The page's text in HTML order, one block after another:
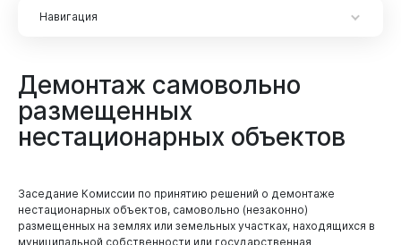
Новокузнецк
Демонтаж самовольно
размещенных
нестационарных объектов
Навигация
Экспертиза НПА
Экспертиза НПА
Архив
Заседание Комиссии по принятию решений о демонтаже
нестационарных объектов, самовольно (незаконно)
размещенных на землях или земельных участках, находящихся в
муниципальной собственности или государственная